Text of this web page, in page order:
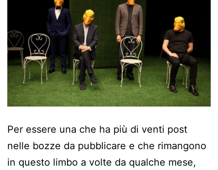
Per essere una che ha più di venti post
nelle bozze da pubblicare e che rimangono
in questo limbo a volte da qualche mese,